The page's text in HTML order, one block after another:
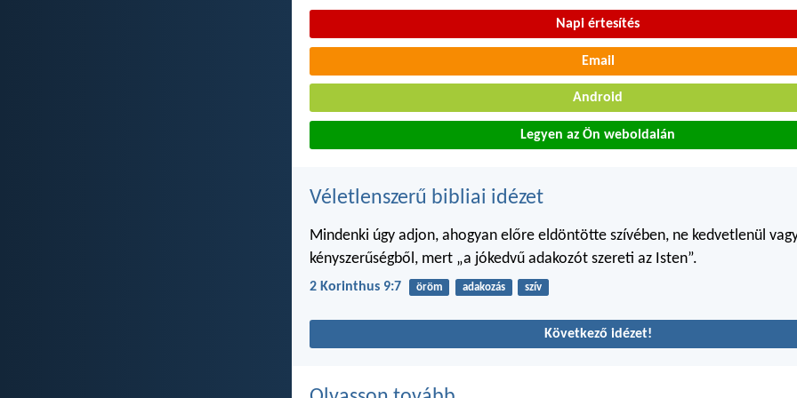
Napi értesítés
Email
Android
Legyen az Ön weboldalán
Véletlenszerű bibliai idézet
Mindenki úgy adjon, ahogyan előre eldöntötte szívében, ne kedvetlenül
kényszerűségből, mert „a jókedvű adakozót szereti az Isten”.
2 Korinthus 9:7 öröm adakozás szív
Következő idézet!